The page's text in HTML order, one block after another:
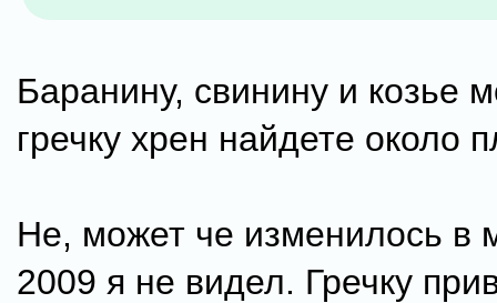
Баранину, свинину и козье
гречку хрен найдете около
Не, может че изменилось в
2009 я не видел. Гречку